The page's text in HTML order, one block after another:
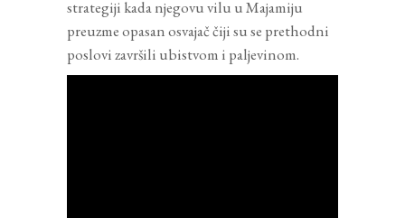
strategiji kada njegovu vilu u Majamiju
preuzme opasan osvajač čiji su se prethodni
poslovi završili ubistvom i paljevinom.